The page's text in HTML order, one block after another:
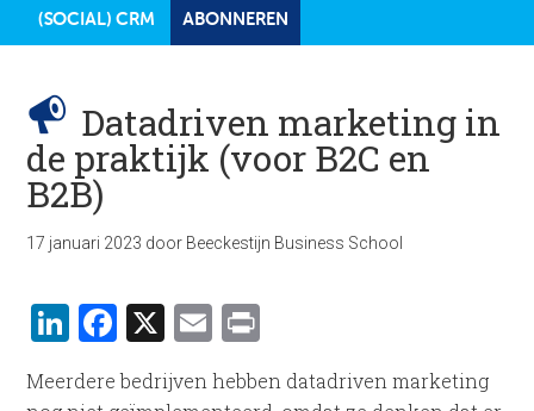
(SOCIAL) CRM ABONNEREN
Datadriven marketing in
de praktijk (voor B2C en
B2B)
17 januari 2023 door Beeckestijn Business School
LinkedIn
Facebook
X Email
Meerdere bedrijven hebben datadriven marketing